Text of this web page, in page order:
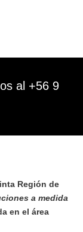
al +56 9
Región de
a medida
en el área